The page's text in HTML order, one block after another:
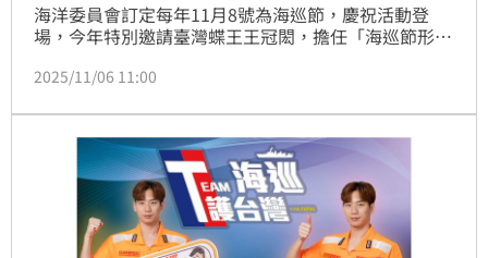
海洋委員會訂定每年11月8號為海巡節，慶祝活動登
場，今年特別邀請臺灣蝶王王冠閎，擔任「海巡節形象
位的身影。
2025/11/06 11:00